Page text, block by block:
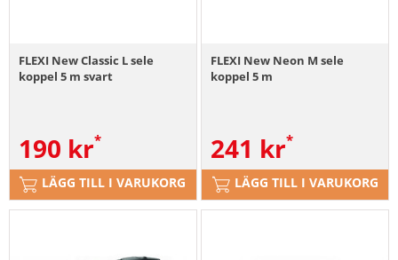
FLEXI New Classic L sele
koppel 5 m svart
190 kr
LÄGG TILL I VARUKORG
FLEXI New Neon M sele
koppel 5 m
241 kr
LÄGG TILL I VARUKORG